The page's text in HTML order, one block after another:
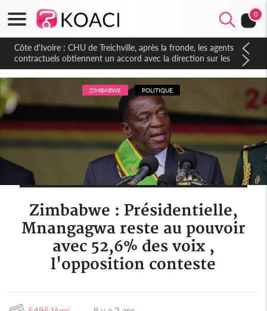
0
Côte d'Ivoire : CHU de Treichville, après la fronde, les agents
contractuels obtiennent un accord avec la direction sur les
arriérés du SMIG 2023
ZIMBABWE POLITIQUE
Zimbabwe : Présidentielle,
Mnangagwa reste au pouvoir
avec 52,6% des voix ,
l'opposition conteste